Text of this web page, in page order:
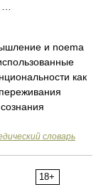
и noema
как
словарь
18+